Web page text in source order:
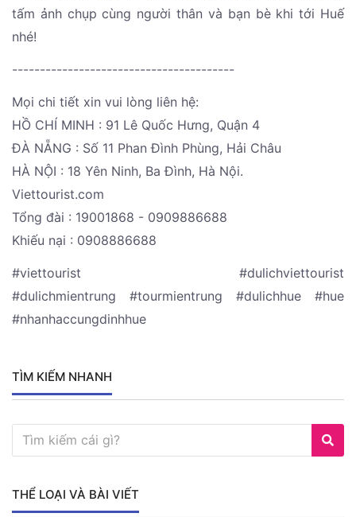
tấm ảnh chụp cùng người thân và bạn bè khi tới Huế
nhé!
----------------------------------------
Mọi chi tiết xin vui lòng liên hệ:
HỒ CHÍ MINH : 91 Lê Quốc Hưng, Quận 4
ĐÀ NẴNG : Số 11 Phan Đình Phùng, Hải Châu
HÀ NỘI : 18 Yên Ninh, Ba Đình, Hà Nội.
Viettourist.com
Tổng đài : 19001868 - 0909886688
Khiếu nại : 0908886688
#viettourist #dulichviettourist
#dulichmientrung #tourmientrung #dulichhue #hue
#nhanhaccungdinhhue
TÌM KIẾM NHANH
THỂ LOẠI VÀ BÀI VIẾT